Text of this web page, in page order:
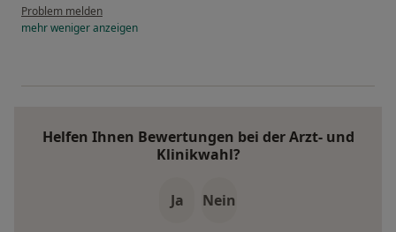
Problem melden
mehrwenigeranzeigen
Helfen Ihnen Bewertungen bei der Arzt- und
Klinikwahl?
Ja Nein